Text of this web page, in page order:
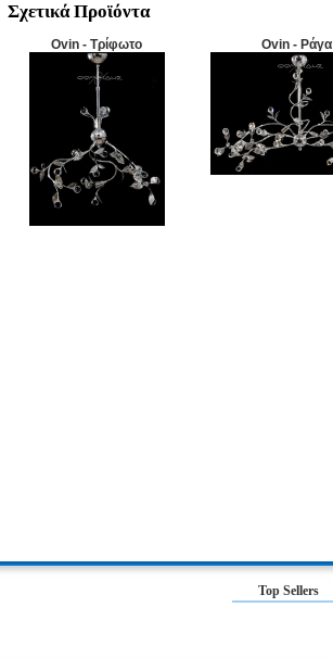
Σχετικά Προϊόντα
Ovin - Τρίφωτο Ovin - Ράγα
Top Sellers